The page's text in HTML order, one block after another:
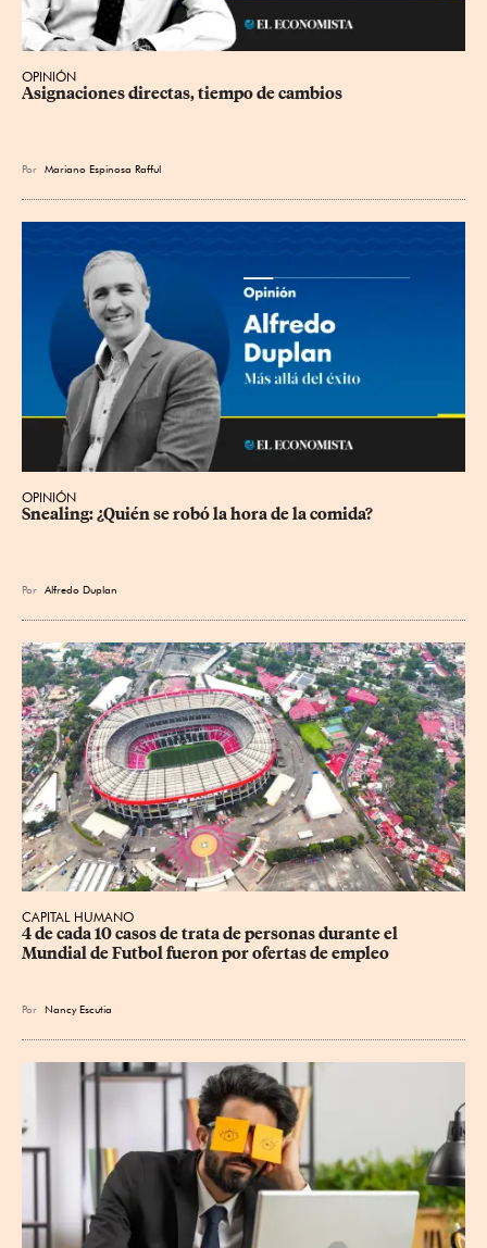
OPINIÓN
Asignaciones directas, tiempo de cambios
Por Mariano Espinosa Rafful
OPINIÓN
Snealing: ¿Quién se robó la hora de la comida?
Por Alfredo Duplan
CAPITAL HUMANO
4 de cada 10 casos de trata de personas durante el
Mundial de Futbol fueron por ofertas de empleo
Por Nancy Escutia